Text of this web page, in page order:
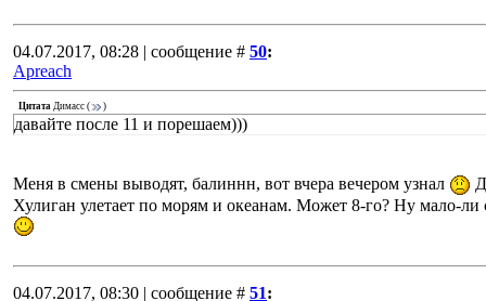
04.07.2017, 08:28 | сообщение # 50:
Apreach
Цитата Димасс ( )
давайте после 11 и порешаем)))
Меня в смены выводят, балиннн, вот вчера вечером узнал
Хулиган улетает по морям и океанам. Может 8-го? Ну мало-ли
04.07.2017, 08:30 | сообщение # 51: